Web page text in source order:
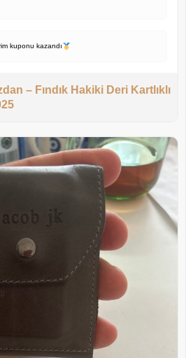
kuponu kazandı
– Fındık Hakiki Deri Kartlıklı